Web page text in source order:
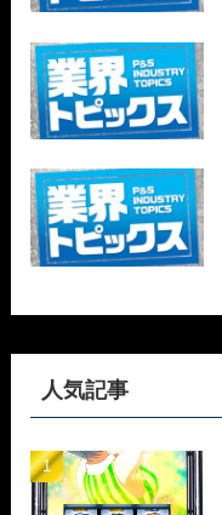
人気記事